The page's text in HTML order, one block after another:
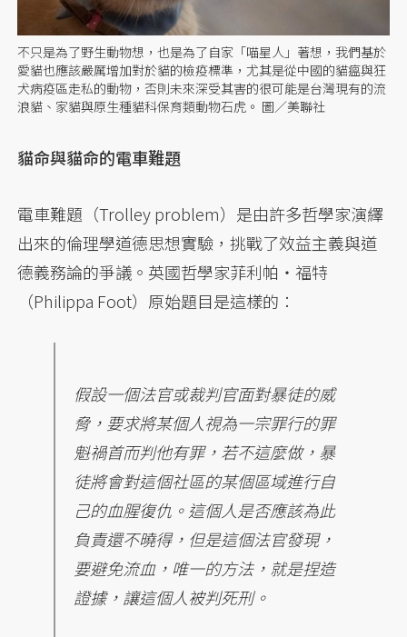
不只是為了野生動物想，也是為了自家「喵星人」著想，我們基於
愛貓也應該嚴厲增加對於貓的檢疫標準，尤其是從中國的貓瘟與狂
犬病疫區走私的動物，否則未來深受其害的很可能是台灣現有的流
浪貓、家貓與原生種貓科保育類動物石虎。 圖／美聯社
貓命與貓命的電車難題
電車難題（Trolley problem）是由許多哲學家演繹
出來的倫理學道德思想實驗，挑戰了效益主義與道
德義務論的爭議。英國哲學家菲利帕・福特
（Philippa Foot）原始題目是這樣的：
假設一個法官或裁判官面對暴徒的威
脅，要求將某個人視為一宗罪行的罪
魁禍首而判他有罪，若不這麼做，暴
徒將會對這個社區的某個區域進行自
己的血腥復仇。這個人是否應該為此
負責還不曉得，但是這個法官發現，
要避免流血，唯一的方法，就是捏造
證據，讓這個人被判死刑。